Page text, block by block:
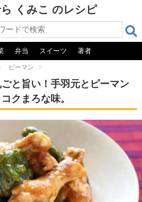
くみこ のレシピ
弁当 スイーツ 著者
ピーマン >
と旨い！手羽元とピーマン
クまろな味。